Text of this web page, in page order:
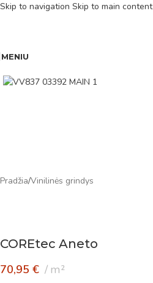
Skip to navigation Skip to main content
MENIU
Pradžia/Vinilinės grindys
COREtec Aneto
70,95 € m²